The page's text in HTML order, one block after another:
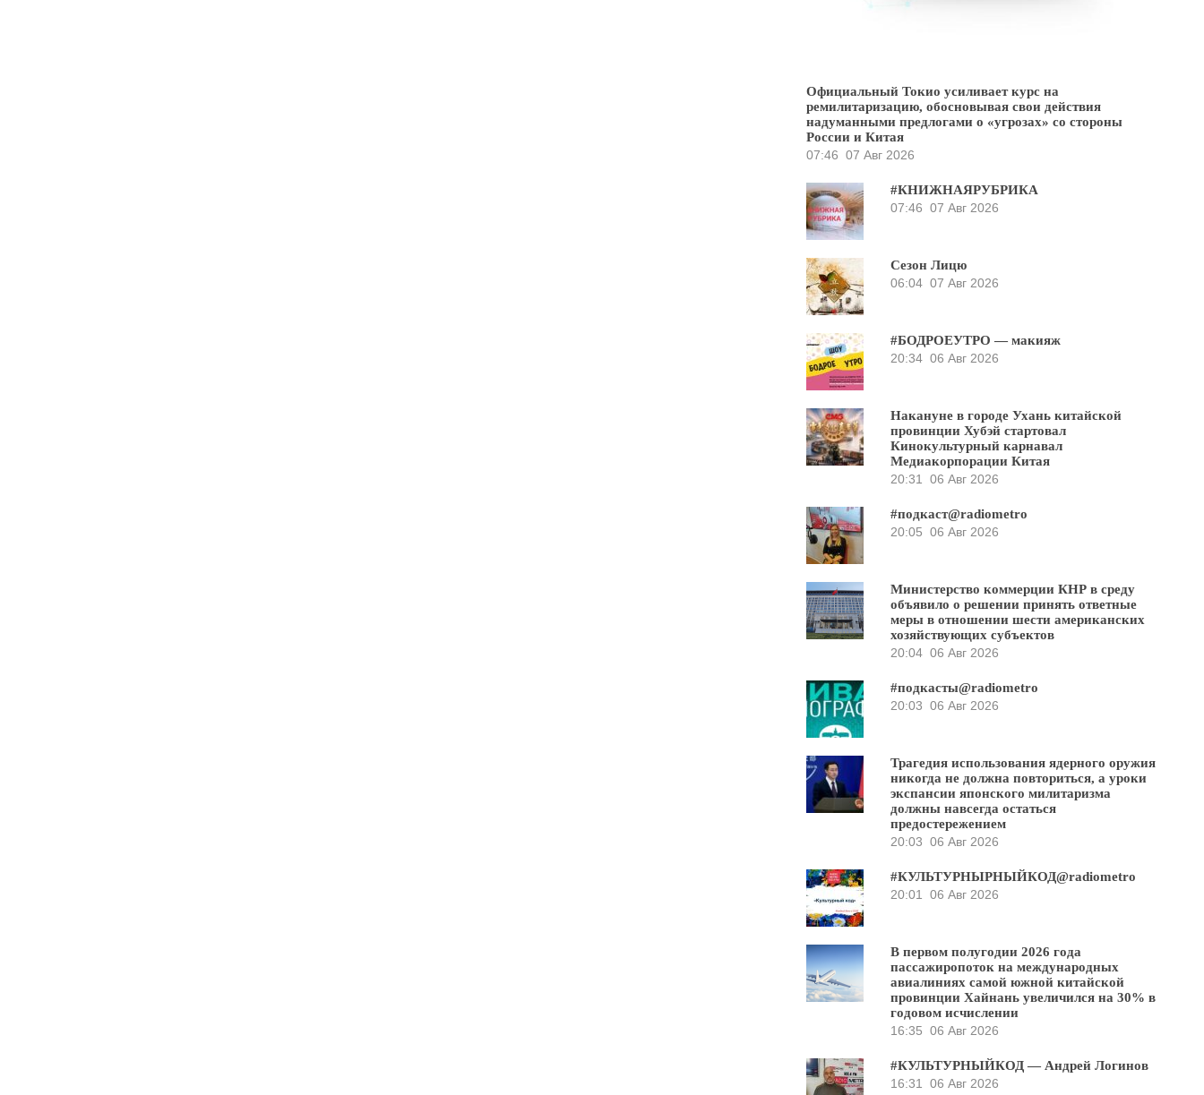
Официальный Токио усиливает курс на
ремилитаризацию, обосновывая свои действия
надуманными предлогами о «угрозах» со стороны
России и Китая
07:46 07 Авг 2026
#КНИЖНАЯРУБРИКА
07:46 07 Авг 2026
Сезон Лицю
06:04 07 Авг 2026
#БОДРОЕУТРО — макияж
20:34 06 Авг 2026
Накануне в городе Ухань китайской
провинции Хубэй стартовал
Кинокультурный карнавал
Медиакорпорации Китая
20:31
06 Авг 2026
#подкаст@radiometro
20:05 06 Авг 2026
Министерство коммерции КНР в среду
объявило о решении принять ответные
меры в отношении шести американских
хозяйствующих субъектов
20:04 06 Авг 2026
#подкасты@radiometro
20:03 06 Авг 2026
Трагедия использования ядерного оружия
никогда не должна повториться, а уроки
экспансии японского милитаризма
должны навсегда остаться
предостережением
20:03 06 Авг 2026
#КУЛЬТУРНЫРНЫЙКОД@radiometro
20:01
06 Авг 2026
В первом полугодии 2026 года
пассажиропоток на международных
авиалиниях самой южной китайской
провинции Хайнань увеличился на 30% в
годовом исчислении
16:35 06 Авг 2026
#КУЛЬТУРНЫЙКОД — Андрей Логинов
16:31
06 Авг 2026